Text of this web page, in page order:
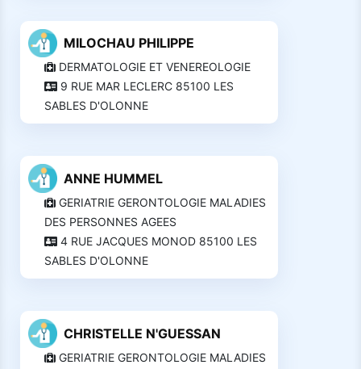
MILOCHAU PHILIPPE
DERMATOLOGIE ET VENEREOLOGIE
9 RUE MAR LECLERC 85100 LES
SABLES D'OLONNE
ANNE HUMMEL
GERIATRIE GERONTOLOGIE MALADIES
DES PERSONNES AGEES
4 RUE JACQUES MONOD 85100 LES
SABLES D'OLONNE
CHRISTELLE N'GUESSAN
GERIATRIE GERONTOLOGIE MALADIES